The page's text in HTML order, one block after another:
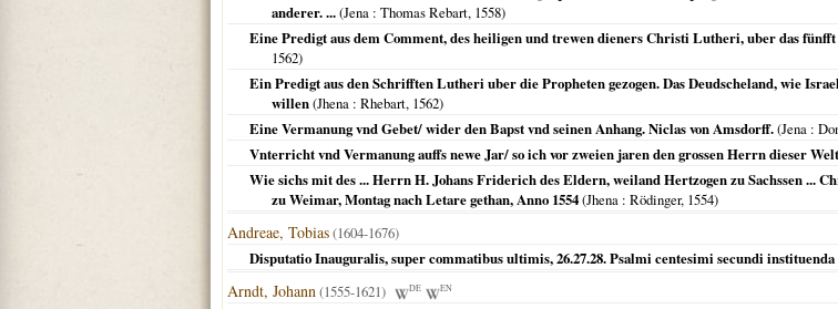
anderer. ...(Jena : Thomas Rebart, 1558)
Eine Predigt aus dem Comment, des heiligen und trewen dieners Christi Lutheri, uber das fünfft
1562)
Ein Predigt aus den Schrifften Lutheri uber die Propheten gezogen. Das Deudscheland, wie
willen(Jhena : Rhebart, 1562)
Eine Vermanung vnd Gebet/ wider den Bapst vnd seinen Anhang. Niclas von Amsdorff.(Jena :
Vnterricht vnd Vermanung auffs newe Jar/ so ich vor zweien jaren den grossen Herrn dieser
Wie sichs mit des ... Herrn H. Johans Friderich des Eldern, weiland Hertzogen zu Sachssen ...
zu Weimar, Montag nach Letare gethan, Anno 1554(Jhena : Rödinger, 1554)
Andreae, Tobias(1604-1676)
Disputatio Inauguralis, super commatibus ultimis, 26.27.28. Psalmi centesimi secundi instituenda
Arndt, Johann(1555-1621) DE EN